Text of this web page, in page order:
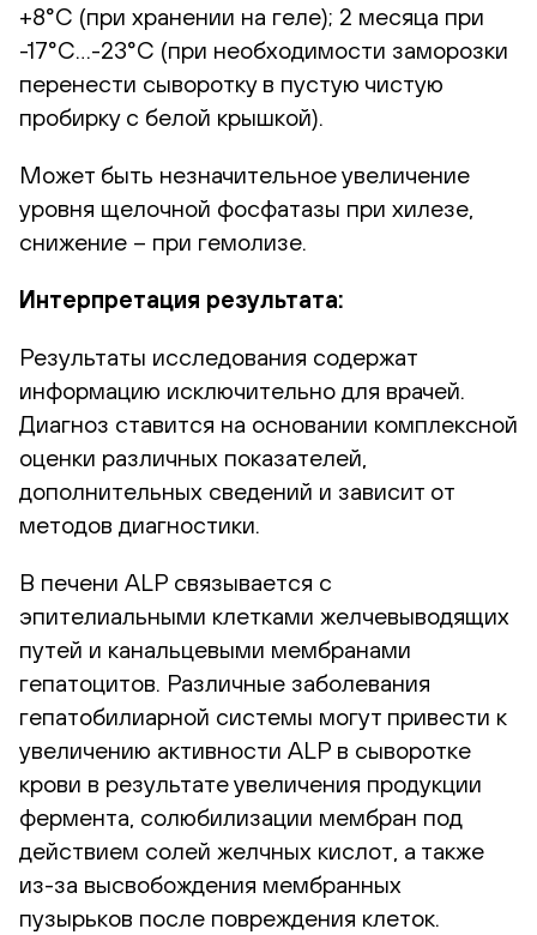
+8°С (при хранении на геле); 2 месяца при
-17°С…-23°С (при необходимости заморозки
перенести сыворотку в пустую чистую
пробирку с белой крышкой).
Может быть незначительное увеличение
уровня щелочной фосфатазы при хилезе,
снижение – при гемолизе.
Интерпретация результата:
Результаты исследования содержат
информацию исключительно для врачей.
Диагноз ставится на основании комплексной
оценки различных показателей,
дополнительных сведений и зависит от
методов диагностики.
В печени ALP связывается с
эпителиальными клетками желчевыводящих
путей и канальцевыми мембранами
гепатоцитов. Различные заболевания
гепатобилиарной системы могут привести к
увеличению активности ALP в сыворотке
крови в результате увеличения продукции
фермента, солюбилизации мембран под
действием солей желчных кислот, а также
из-за высвобождения мембранных
пузырьков после повреждения клеток.